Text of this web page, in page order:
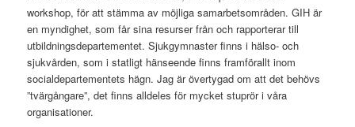
workshop, för att stämma av möjliga samarbetsområden. GIH är
en myndighet, som får sina resurser från och rapporterar till
utbildningsdepartementet. Sjukgymnaster finns i hälso- och
sjukvården, som i statligt hänseende finns framförallt inom
socialdepartementets hägn. Jag är övertygad om att det behövs
”tvärgångare”, det finns alldeles för mycket stuprör i våra
organisationer.